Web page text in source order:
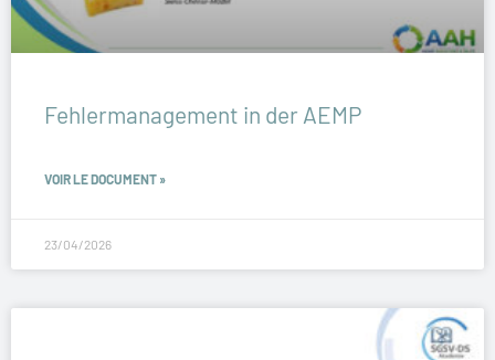
Fehlermanagement in der AEMP
VOIR LE DOCUMENT »
23/04/2026